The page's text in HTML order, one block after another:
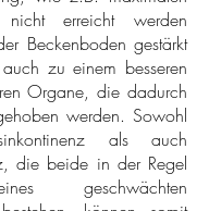
nicht erreicht werden
Beckenboden gestärkt
zu einem besseren
Organe, die dadurch
werden. Sowohl
als auch
die beide in der Regel
geschwächten